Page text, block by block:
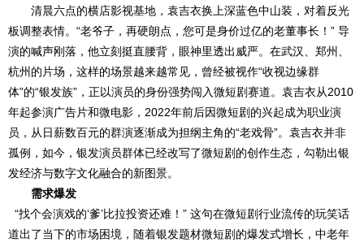
清晨六点的横店影视基地，袁吉衣换上深蓝色中山装，对着反光
板调整表情。“老爷子，再硬朗点，您可是身价过亿的老董事长！” 导
演的喊声刚落，他立刻挺直腰背，眼神里透出威严。在武汉、郑州、
杭州的片场，这样的场景越来越常见，曾经被视作“收视边缘群
体”的“银发族”，正以演员的身份强势闯入微短剧赛道。袁吉衣从2010
年起参演广告片和微电影，2022年前后因微短剧的兴起成为职业演
员，从日薪数百元的群演逐渐成为担纲主角的“老戏骨”。袁吉衣并非
孤例，如今，银发演员群体已经改写了微短剧的创作生态，勾勒出银
发经济与数字文化融合的新图景。
需求爆发
“找个会演戏的‘爹’比拉投资还难！” 这句在微短剧行业流传的玩笑话
道出了当下的市场困境，随着银发题材微短剧的爆发式增长，中老年